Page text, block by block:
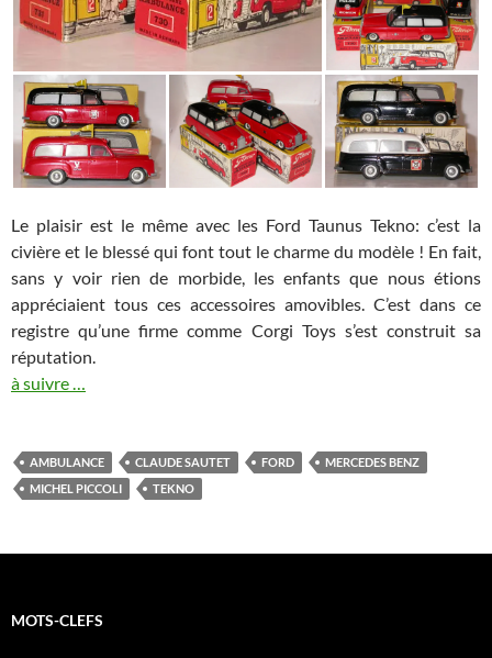
Le plaisir est le même avec les Ford Taunus Tekno: c’est la
civière et le blessé qui font tout le charme du modèle ! En fait,
sans y voir rien de morbide, les enfants que nous étions
appréciaient tous ces accessoires amovibles. C’est dans ce
registre qu’une firme comme Corgi Toys s’est construit sa
réputation.
à suivre …
AMBULANCE CLAUDE SAUTET FORD
MERCEDES BENZ
MICHEL PICCOLI
TEKNO
MOTS-CLEFS